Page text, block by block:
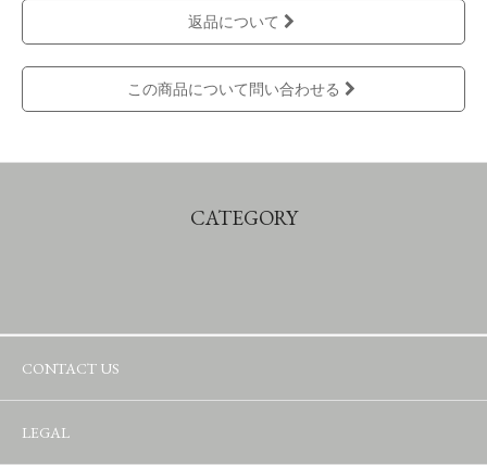
返品について
この商品について問い合わせる
CATEGORY
CONTACT US
LEGAL